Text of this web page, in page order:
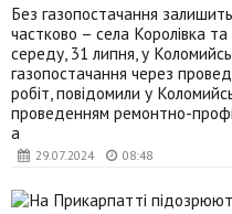
29.07.2024 08:48
Без газопостачання
частково – села Королівка та
середу, 31 липня, у
газопостачання через
робіт, повідомили у
проведенням ремонтно-
а